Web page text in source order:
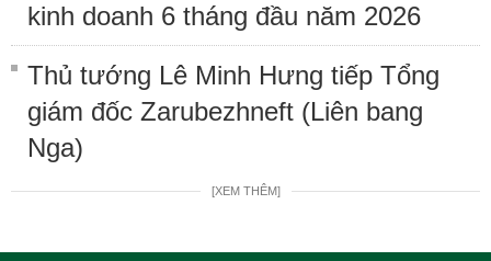
kinh doanh 6 tháng đầu năm 2026
Thủ tướng Lê Minh Hưng tiếp Tổng
giám đốc Zarubezhneft (Liên bang
Nga)
[XEM THÊM]